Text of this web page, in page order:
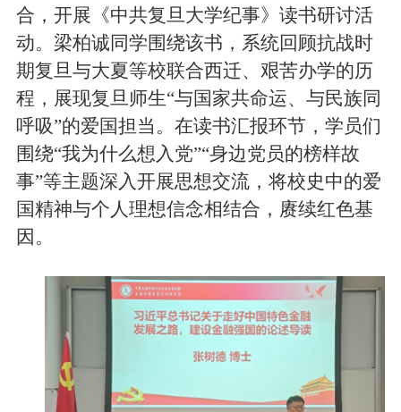
合，开展《中共复旦大学纪事》读书研讨活
动。梁柏诚同学围绕该书，系统回顾抗战时
期复旦与大夏等校联合西迁、艰苦办学的历
程，展现复旦师生“与国家共命运、与民族同
呼吸”的爱国担当。在读书汇报环节，学员们
围绕“我为什么想入党”“身边党员的榜样故
事”等主题深入开展思想交流，将校史中的爱
国精神与个人理想信念相结合，赓续红色基
因。